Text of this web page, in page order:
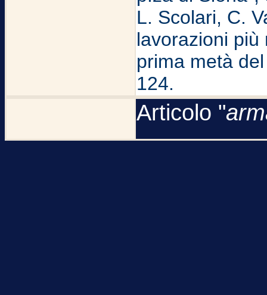
L. Scolari, C.
lavorazioni
prima metà
124.
Articolo "